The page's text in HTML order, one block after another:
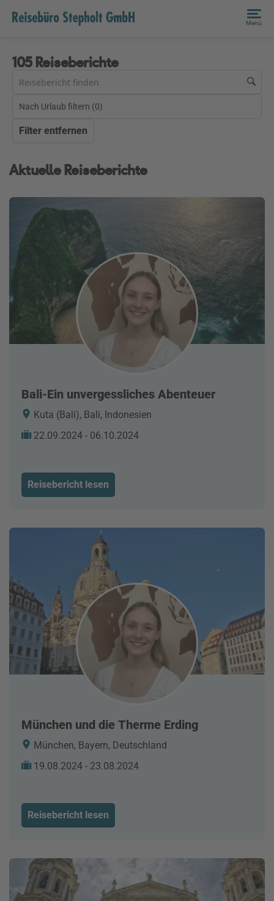
Menü
105 Reiseberichte
Nach Urlaub filtern (0)
Filter entfernen
Aktuelle Reiseberichte
Bali-Ein unvergessliches Abenteuer
Kuta (Bali), Bali, Indonesien
22.09.2024 - 06.10.2024
Reisebericht lesen
München und die Therme Erding
München, Bayern, Deutschland
19.08.2024 - 23.08.2024
Reisebericht lesen